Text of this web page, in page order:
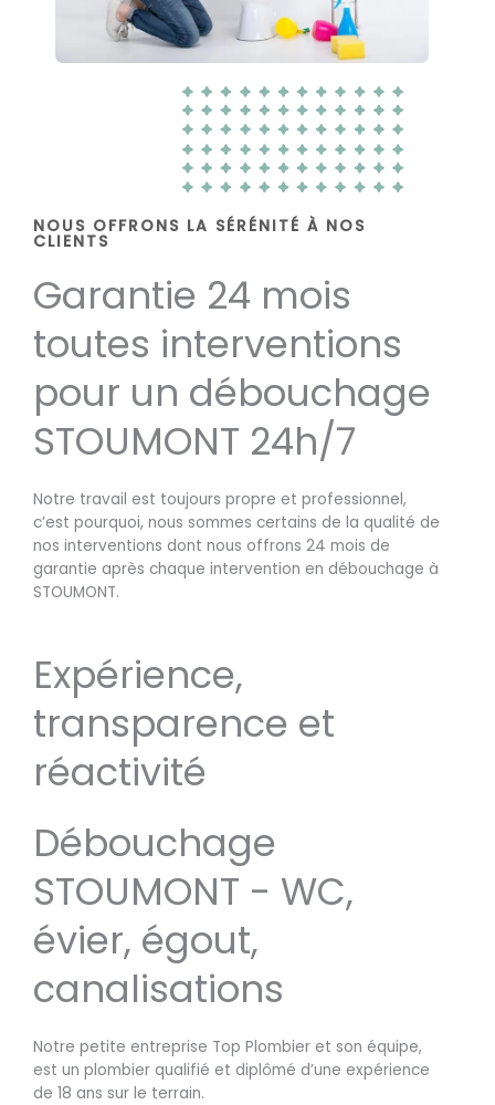
NOUS OFFRONS LA SÉRÉNITÉ À NOS
CLIENTS
Garantie 24 mois
toutes interventions
pour un débouchage
STOUMONT 24h/7
Notre travail est toujours propre et professionnel,
c’est pourquoi, nous sommes certains de la qualité de
nos interventions dont nous offrons 24 mois de
garantie après chaque intervention en débouchage à
STOUMONT.
Expérience,
transparence et
réactivité
Débouchage
STOUMONT - WC,
évier, égout,
canalisations
Notre petite entreprise Top Plombier et son équipe,
est un plombier qualifié et diplômé d’une expérience
de 18 ans sur le terrain.